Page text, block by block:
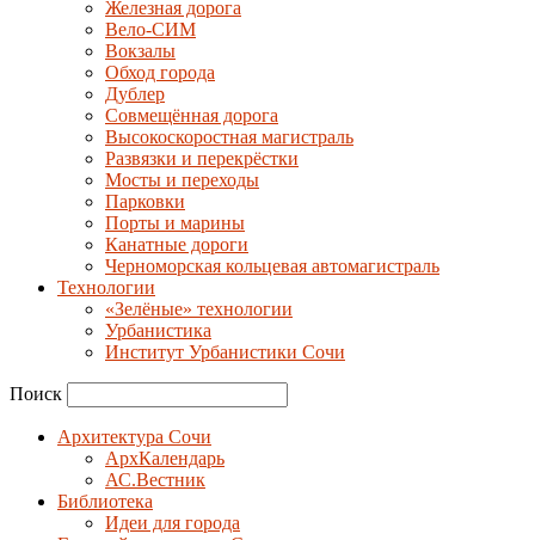
Железная дорога
Вело-СИМ
Вокзалы
Обход города
Дублер
Совмещённая дорога
Высокоскоростная магистраль
Развязки и перекрёстки
Мосты и переходы
Парковки
Порты и марины
Канатные дороги
Черноморская кольцевая автомагистраль
Технологии
«Зелёные» технологии
Урбанистика
Институт Урбанистики Сочи
Поиск
Архитектура Сочи
АрхКалендарь
АС.Вестник
Библиотека
Идеи для города